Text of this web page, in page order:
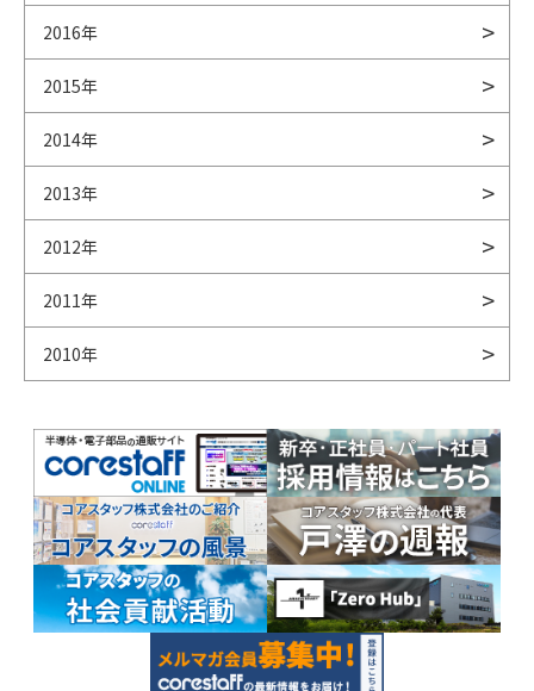
2016年
2015年
2014年
2013年
2012年
2011年
2010年